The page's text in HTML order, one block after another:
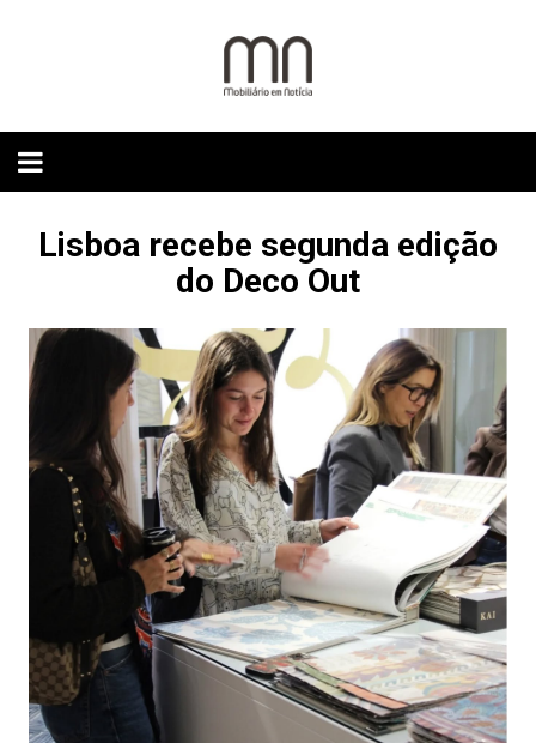
Lisboa recebe segunda edição
do Deco Out